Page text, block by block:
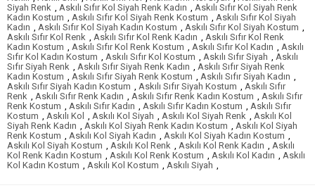
Siyah Renk , Askılı Sıfır Kol Siyah Renk Kadın , Askılı Sıfır Kol Siyah Renk
Kadın Kostum , Askılı Sıfır Kol Siyah Renk Kostum , Askılı Sıfır Kol Siyah
Kadın , Askılı Sıfır Kol Siyah Kadın Kostum , Askılı Sıfır Kol Siyah Kostum ,
Askılı Sıfır Kol Renk , Askılı Sıfır Kol Renk Kadın , Askılı Sıfır Kol Renk
Kadın Kostum , Askılı Sıfır Kol Renk Kostum , Askılı Sıfır Kol Kadın , Askılı
Sıfır Kol Kadın Kostum , Askılı Sıfır Kol Kostum , Askılı Sıfır Siyah , Askılı
Sıfır Siyah Renk , Askılı Sıfır Siyah Renk Kadın , Askılı Sıfır Siyah Renk
Kadın Kostum , Askılı Sıfır Siyah Renk Kostum , Askılı Sıfır Siyah Kadın ,
Askılı Sıfır Siyah Kadın Kostum , Askılı Sıfır Siyah Kostum , Askılı Sıfır
Renk , Askılı Sıfır Renk Kadın , Askılı Sıfır Renk Kadın Kostum , Askılı Sıfır
Renk Kostum , Askılı Sıfır Kadın , Askılı Sıfır Kadın Kostum , Askılı Sıfır
Kostum , Askılı Kol , Askılı Kol Siyah , Askılı Kol Siyah Renk , Askılı Kol
Siyah Renk Kadın , Askılı Kol Siyah Renk Kadın Kostum , Askılı Kol Siyah
Renk Kostum , Askılı Kol Siyah Kadın , Askılı Kol Siyah Kadın Kostum ,
Askılı Kol Siyah Kostum , Askılı Kol Renk , Askılı Kol Renk Kadın , Askılı
Kol Renk Kadın Kostum , Askılı Kol Renk Kostum , Askılı Kol Kadın , Askılı
Kol Kadın Kostum , Askılı Kol Kostum , Askılı Siyah ,